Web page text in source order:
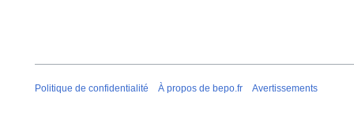
Politique de confidentialité À propos de bepo.fr Avertissements